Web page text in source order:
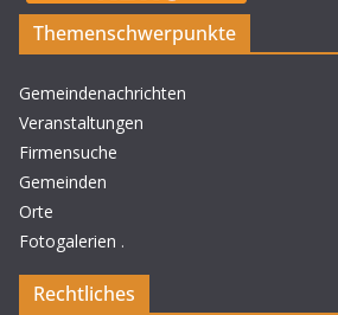
Themenschwerpunkte
Gemeindenachrichten
Veranstaltungen
Firmensuche
Gemeinden
Orte
Fotogalerien .
Rechtliches